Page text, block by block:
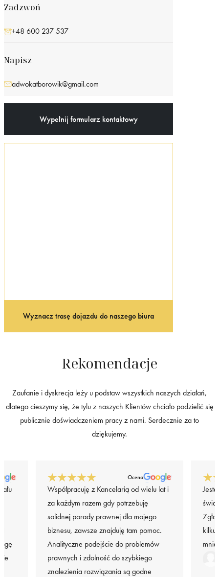
Zadzwoń
+48 600 237 537
Napisz
adwokatborowik@gmail.com
Wypełnij formularz kontaktowy
Wyznacz trasę dojazdu do naszego biura
Rekomendacje
Zaufanie i dyskrecja leży u podstaw wszystkich naszych działań,
dlatego cieszymy się, że tylu z naszych Klientów chciało podzielić się
publicznie doświadczeniem pracy z nami. Serdecznie za to
dziękujemy.
Ocena
Współpracuję z Kancelarią od wielu lat i
za każdym razem gdy potrzebuję
solidnej porady prawnej dla mojego
biznesu, zawsze znajduję tam pomoc.
Analityczne podejście do problemów
prawnych i zdolność do szybkiego
znalezienia rozwiązania są godne
kilku